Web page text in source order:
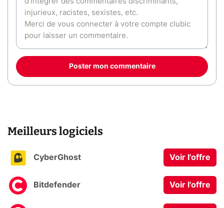
Poster mon commentaire
Meilleurs logiciels
CyberGhost Voir l'offre
Bitdefender Voir l'offre